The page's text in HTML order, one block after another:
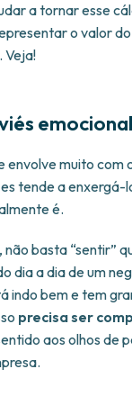
a tornar esse
o valor
Veja!
emocional
envolve muito com
tende a enxergá-
é.
basta “sentir”
dia a dia de um
indo bem e tem
precisa ser
aos olhos de